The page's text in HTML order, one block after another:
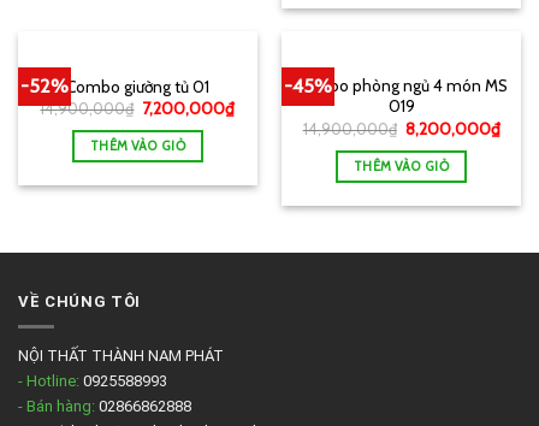
-52%Combo giường tủ 01
14,900,000₫ 7,200,000₫
THÊM VÀO GIỎ
-45%
Combo phòng ngủ 4 món MS
019
14,900,000₫ 8,200,000₫
THÊM VÀO GIỎ
VỀ CHÚNG TÔI
NỘI THẤT THÀNH NAM PHÁT
- Hotline: 0925588993
- Bán hàng: 02866862888